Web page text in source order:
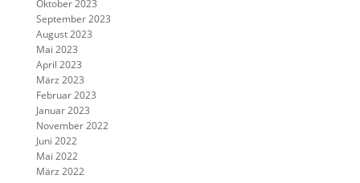
Oktober 2023
September 2023
August 2023
Mai 2023
April 2023
März 2023
Februar 2023
Januar 2023
November 2022
Juni 2022
Mai 2022
März 2022